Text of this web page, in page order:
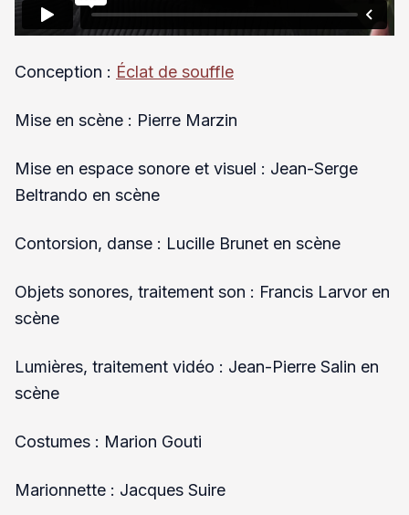
Conception : Éclat de souffle
Mise en scène : Pierre Marzin
Mise en espace sonore et visuel : Jean-Serge
Beltrando en scène
Contorsion, danse : Lucille Brunet en scène
Objets sonores, traitement son : Francis Larvor en
scène
Lumières, traitement vidéo : Jean-Pierre Salin en
scène
Costumes : Marion Gouti
Marionnette : Jacques Suire